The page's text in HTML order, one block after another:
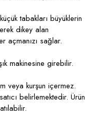
küçük tabakları büyüklerin
dikey alan
açmanızı sağlar.
makinesine girebilir.
veya kurşun içermez.
belirlemektedir. Ürün